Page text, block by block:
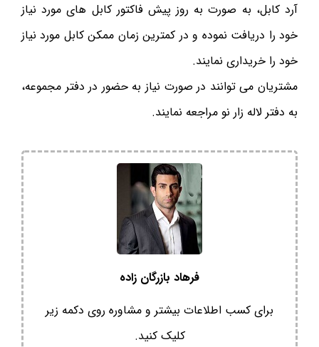
آرد کابل، به صورت به روز پیش فاکتور کابل های مورد نیاز
خود را دریافت نموده و در کمترین زمان ممکن کابل مورد نیاز
خود را خریداری نمایند.
مشتریان می توانند در صورت نیاز به حضور در دفتر مجموعه،
به دفتر لاله زار نو مراجعه نمایند.
فرهاد بازرگان زاده
برای کسب اطلاعات بیشتر و مشاوره روی دکمه زیر
کلیک کنید.